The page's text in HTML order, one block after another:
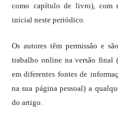
como capítulo de livro), com
inicial neste periódico.
Os autores têm permissão e
trabalho online na versão
em diferentes fontes de
na sua página pessoal) a
do artigo.